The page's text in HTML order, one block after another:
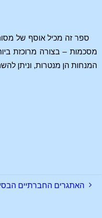
ספר זה מכיל אוסף של
מסכמות – בצורה מרוכזת
המנחות הן מנטרות, וניתן
האתגרים החברתיים